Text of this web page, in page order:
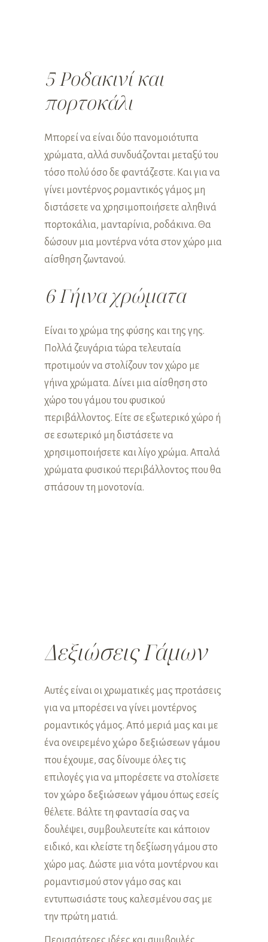
5 Ροδακινί και
πορτοκάλι
Μπορεί να είναι δύο πανομοιότυπα
χρώματα, αλλά συνδυάζονται μεταξύ του
τόσο πολύ όσο δε φαντάζεστε. Και για να
γίνει μοντέρνος ρομαντικός γάμος μη
διστάσετε να χρησιμοποιήσετε αληθινά
πορτοκάλια, μανταρίνια, ροδάκινα. Θα
δώσουν μια μοντέρνα νότα στον χώρο μια
αίσθηση ζωντανού.
6 Γήινα χρώματα
Είναι το χρώμα της φύσης και της γης.
Πολλά ζευγάρια τώρα τελευταία
προτιμούν να στολίζουν τον χώρο με
γήινα χρώματα. Δίνει μια αίσθηση στο
χώρο του γάμου του φυσικού
περιβάλλοντος. Είτε σε εξωτερικό χώρο ή
σε εσωτερικό μη διστάσετε να
χρησιμοποιήσετε και λίγο χρώμα. Απαλά
χρώματα φυσικού περιβάλλοντος που θα
σπάσουν τη μονοτονία.
Δεξιώσεις Γάμων
Αυτές είναι οι χρωματικές μας προτάσεις
για να μπορέσει να γίνει μοντέρνος
ρομαντικός γάμος. Από μεριά μας και με
ένα ονειρεμένο χώρο δεξιώσεων γάμου
που έχουμε, σας δίνουμε όλες τις
επιλογές για να μπορέσετε να στολίσετε
τον χώρο δεξιώσεων γάμουόπως εσείς
θέλετε. Βάλτε τη φαντασία σας να
δουλέψει, συμβουλευτείτε και κάποιον
ειδικό, και κλείστε τη δεξίωση γάμου στο
χώρο μας. Δώστε μια νότα μοντέρνου και
ρομαντισμού στον γάμο σας και
εντυπωσιάστε τους καλεσμένου σας με
την πρώτη ματιά.